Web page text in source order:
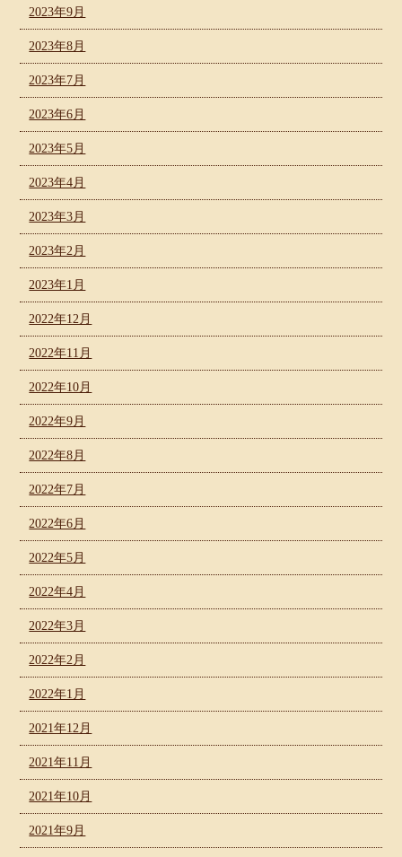
2023年9月
2023年8月
2023年7月
2023年6月
2023年5月
2023年4月
2023年3月
2023年2月
2023年1月
2022年12月
2022年11月
2022年10月
2022年9月
2022年8月
2022年7月
2022年6月
2022年5月
2022年4月
2022年3月
2022年2月
2022年1月
2021年12月
2021年11月
2021年10月
2021年9月